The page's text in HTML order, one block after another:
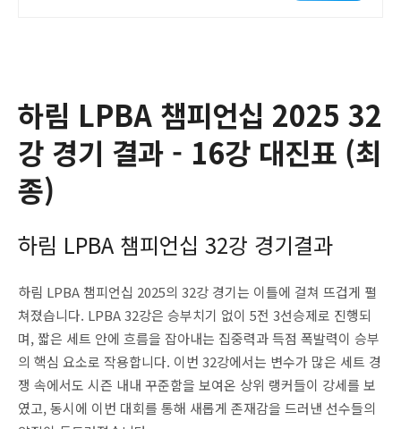
하림 LPBA 챔피언십 2025 32
강 경기 결과 - 16강 대진표 (최
종)
하림 LPBA 챔피언십 32강 경기결과
하림 LPBA 챔피언십 2025의 32강 경기는 이틀에 걸쳐 뜨겁게 펼
쳐졌습니다. LPBA 32강은 승부치기 없이 5전 3선승제로 진행되
며, 짧은 세트 안에 흐름을 잡아내는 집중력과 득점 폭발력이 승부
의 핵심 요소로 작용합니다. 이번 32강에서는 변수가 많은 세트 경
쟁 속에서도 시즌 내내 꾸준함을 보여온 상위 랭커들이 강세를 보
였고, 동시에 이번 대회를 통해 새롭게 존재감을 드러낸 선수들의